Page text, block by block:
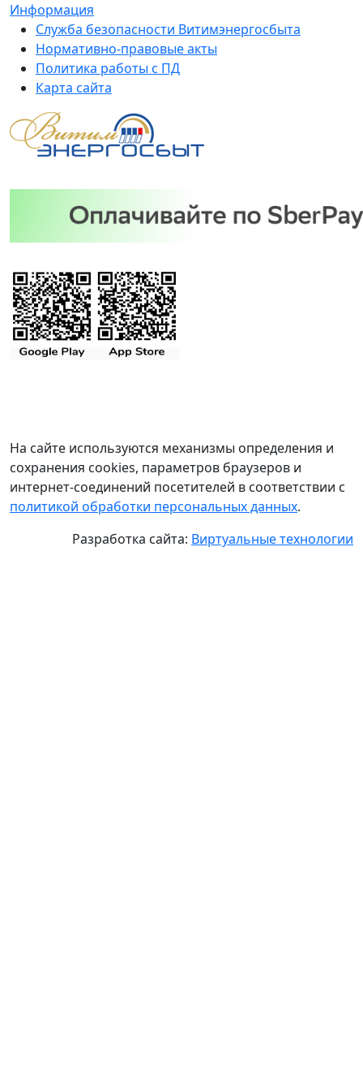
Информация
Служба безопасности Витимэнергосбыта
Нормативно-правовые акты
Политика работы с ПД
Карта сайта
На сайте используются механизмы определения и
сохранения cookies, параметров браузеров и
интернет-соединений посетителей в соответствии с
политикой обработки персональных данных.
Разработка сайта: Виртуальные технологии